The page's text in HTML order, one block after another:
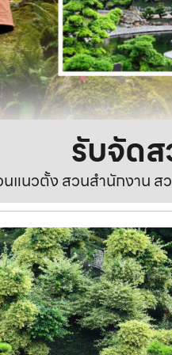
รับจัด
แนวตั้ง สวนสำนักงาน ส